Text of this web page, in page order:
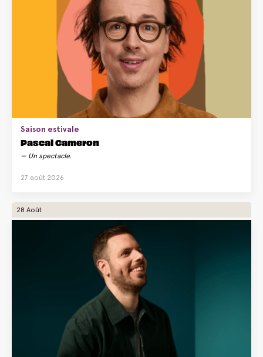
Saison estivale
Pascal Cameron
Un spectacle.
27 août 2026
28 Août